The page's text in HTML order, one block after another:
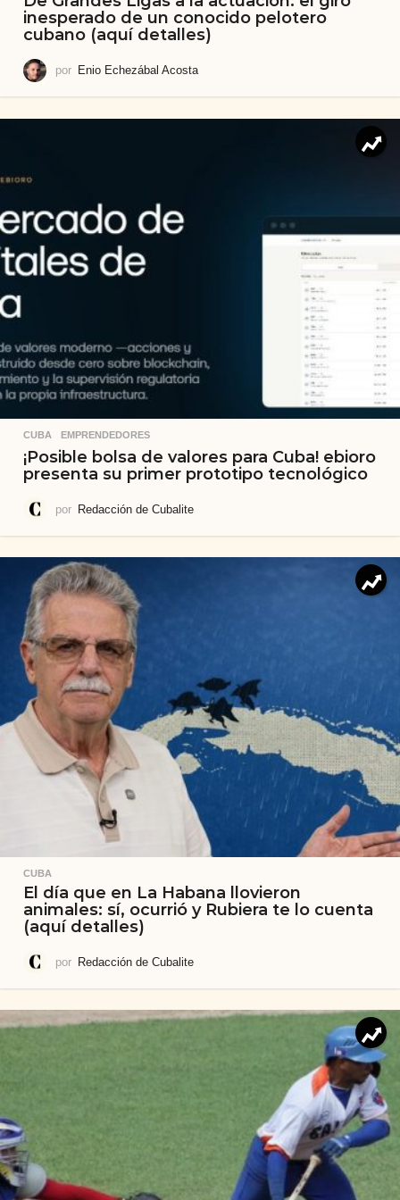
inesperado de un conocido pelotero
cubano (aquí detalles)
por Enio Echezábal Acosta
CUBA ,EMPRENDEDORES
¡Posible bolsa de valores para Cuba! ebioro
presenta su primer prototipo tecnológico
por Redacción de Cubalite
CUBA
El día que en La Habana llovieron
animales: sí, ocurrió y Rubiera te lo cuenta
(aquí detalles)
por Redacción de Cubalite